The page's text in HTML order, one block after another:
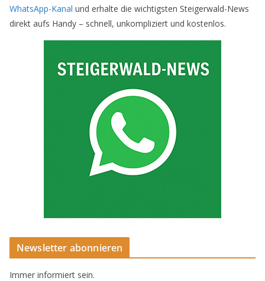
WhatsApp-Kanal und erhalte die wichtigsten Steigerwald-News
direkt aufs Handy – schnell, unkompliziert und kostenlos.
Newsletter abonnieren
Immer informiert sein.